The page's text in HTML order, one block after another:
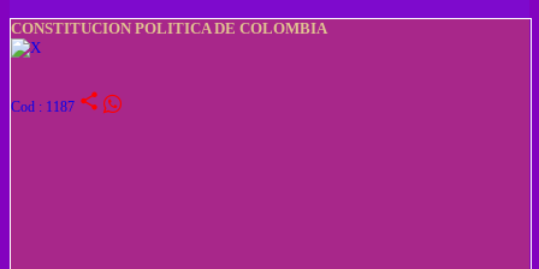
CONSTITUCION POLITICA DE COLOMBIA
Cod : 1187 share